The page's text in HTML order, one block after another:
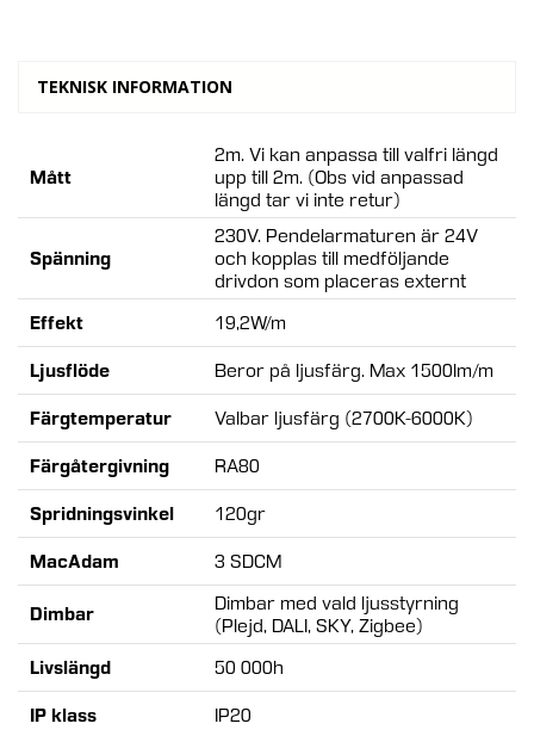
TEKNISK INFORMATION
information:
Mått
2m. Vi kan anpassa till valfri längd
upp till 2m. (Obs vid anpassad
längd tar vi inte retur)
Spänning
230V. Pendelarmaturen är 24V
och kopplas till medföljande
drivdon som placeras externt
Effekt 19,2W/m
Ljusflöde Beror på ljusfärg. Max 1500lm/m
Färgtemperatur Valbar ljusfärg (2700K-6000K)
Färgåtergivning RA80
Spridningsvinkel 120gr
MacAdam 3 SDCM
Dimbar
Dimbar med vald ljusstyrning
(Plejd, DALI, SKY, Zigbee)
Livslängd 50 000h
IP klass IP20